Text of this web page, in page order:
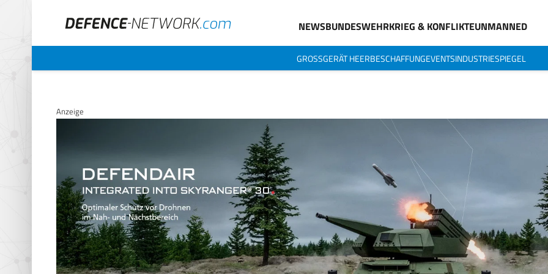
NEWSBUNDESWEHRKRIEG & KONFLIKTEUNMANNED
GROSSGERÄT HEERBESCHAFFUNGEVENTSINDUSTRIESPIEGEL
Anzeige